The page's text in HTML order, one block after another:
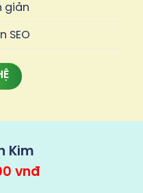
giản
SEO
Kim
vnđ